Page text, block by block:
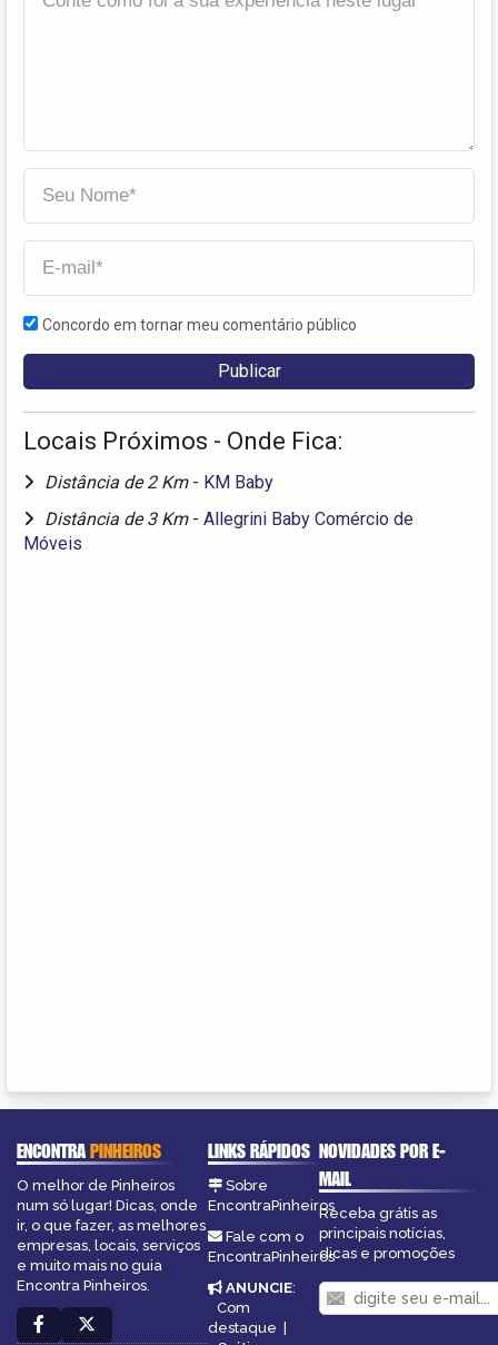
Concordo em tornar meu comentário público
Locais Próximos - Onde Fica:
Distância de 2 Km - KM Baby
Distância de 3 Km - Allegrini Baby Comércio de
Móveis
ENCONTRAPINHEIROS
O melhor de Pinheiros
num só lugar! Dicas, onde
ir, o que fazer, as melhores
empresas, locais, serviços
e muito mais no guia
Encontra Pinheiros.
LINKS RÁPIDOS
Sobre
EncontraPinheiros
Fale com o
EncontraPinheiros
ANUNCIE:
Com
destaque |
NOVIDADES POR E-
MAIL
Receba grátis as
principais notícias,
dicas e promoções